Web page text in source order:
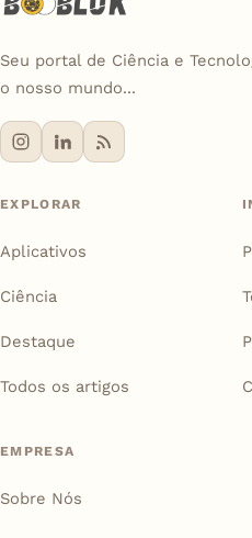
Seu portal de Ciência e
o nosso mundo...
EXPLORAR
Aplicativos
Ciência
Destaque
Todos os artigos
EMPRESA
Sobre Nós